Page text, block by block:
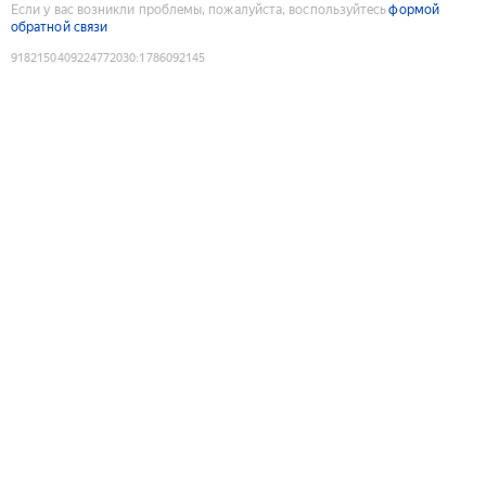
Если у вас возникли проблемы, пожалуйста, воспользуйтесьформой
обратной связи
9182150409224772030:1786092145